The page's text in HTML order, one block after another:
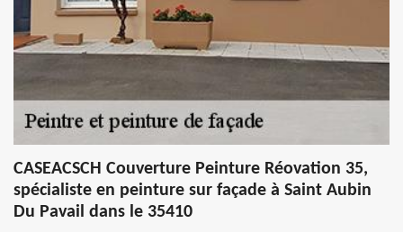
CASEACSCH Couverture Peinture Réovation 35,
spécialiste en peinture sur façade à Saint Aubin
Du Pavail dans le 35410